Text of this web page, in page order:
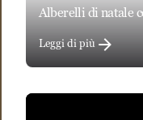
alberelli di natale
Leggi di più